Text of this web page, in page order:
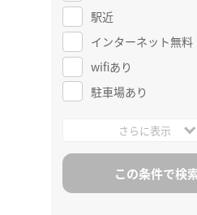
駅近
インターネット無料
wifiあり
駐車場あり
さらに表示